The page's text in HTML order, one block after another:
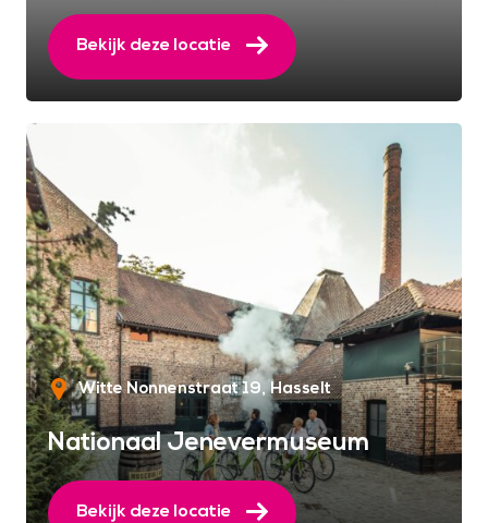
Bekijk deze locatie
Witte Nonnenstraat 19 Hasselt
Nationaal Jenevermuseum
Bekijk deze locatie